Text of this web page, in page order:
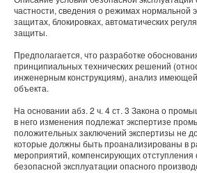
частности, сведения о режимах нормальной
защитах, блокировках, автоматических
защиты.
Предполагается, что разработке
принципиальных технических решений
инженерным конструкциям), анализ
объекта.
На основании абз. 2 ч. 4 ст. 3 Закона о
в него изменения подлежат экспертизе
положительных заключений экспертизы не
которые должны быть проанализированы в
мероприятий, компенсирующих
безопасной эксплуатации опасного